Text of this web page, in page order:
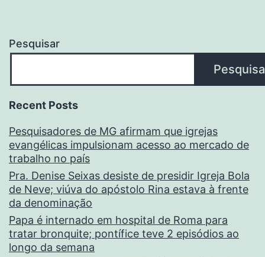
Pesquisar
Recent Posts
Pesquisadores de MG afirmam que igrejas
evangélicas impulsionam acesso ao mercado de
trabalho no país
Pra. Denise Seixas desiste de presidir Igreja Bola
de Neve; viúva do apóstolo Rina estava à frente
da denominação
Papa é internado em hospital de Roma para
tratar bronquite; pontífice teve 2 episódios ao
longo da semana